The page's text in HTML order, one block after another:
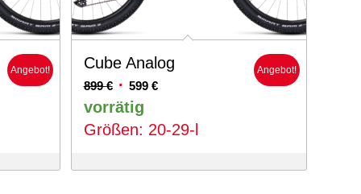
Angebot! Cube Analog
899€ Ursprünglicher
Preis
war:
899 €
599 €Aktueller
ist:
599 €.
vorrätig
Größen: 20-29-l
Angebot!